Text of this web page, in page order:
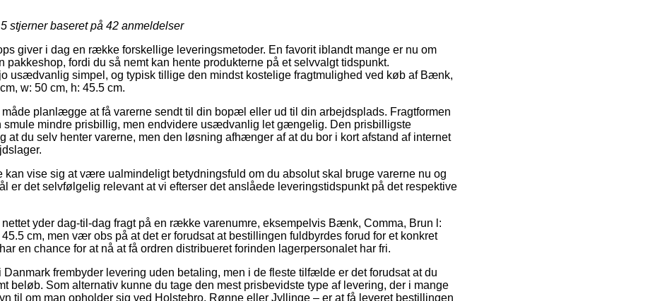
stjerner baseret på 42 anmeldelser
giver i dag en række forskellige leveringsmetoder. En favorit iblandt mange er nu om
pakkeshop, fordi du så nemt kan hente produkterne på et selvvalgt tidspunkt.
usædvanlig simpel, og typisk tillige den mindst kostelige fragtmulighed ved køb af Bænk,
w: 50 cm, h: 45.5 cm.
måde planlægge at få varerne sendt til din bopæl eller ud til din arbejdsplads. Fragtformen
smule mindre prisbillig, men endvidere usædvanlig let gængelig. Den prisbilligste
at du selv henter varerne, men den løsning afhænger af at du bor i kort afstand af internet
kan vise sig at være ualmindeligt betydningsfuld om du absolut skal bruge varerne nu og
er det selvfølgelig relevant at vi efterser det anslåede leveringstidspunkt på det respektive
nettet yder dag-til-dag fragt på en række varenumre, eksempelvis Bænk, Comma, Brun l:
cm, men vær obs på at det er forudsat at bestillingen fuldbyrdes forud for et konkret
en chance for at nå at få ordren distribueret forinden lagerpersonalet har fri.
Danmark frembyder levering uden betaling, men i de fleste tilfælde er det forudsat at du
beløb. Som alternativ kunne du tage den mest prisbevidste type af levering, der i mange
til om man opholder sig ved Holstebro, Rønne eller Jyllinge – er at få leveret bestillingen